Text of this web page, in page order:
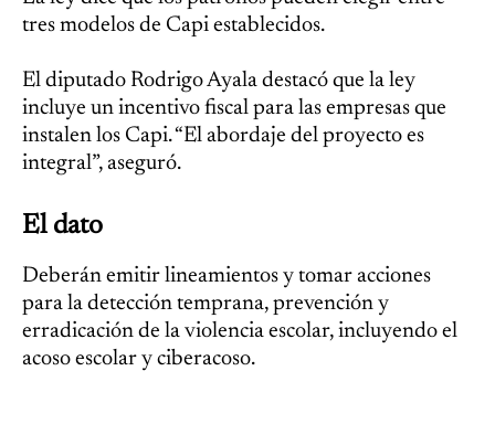
tres modelos de Capi establecidos.
El diputado Rodrigo Ayala destacó que la ley
incluye un incentivo fiscal para las empresas que
instalen los Capi. “El abordaje del proyecto es
integral”, aseguró.
El dato
Deberán emitir lineamientos y tomar acciones
para la detección temprana, prevención y
erradicación de la violencia escolar, incluyendo el
acoso escolar y ciberacoso.